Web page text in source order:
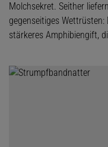
Molchsekret. Seither
gegenseitiges
stärkeres Amphibiengift,